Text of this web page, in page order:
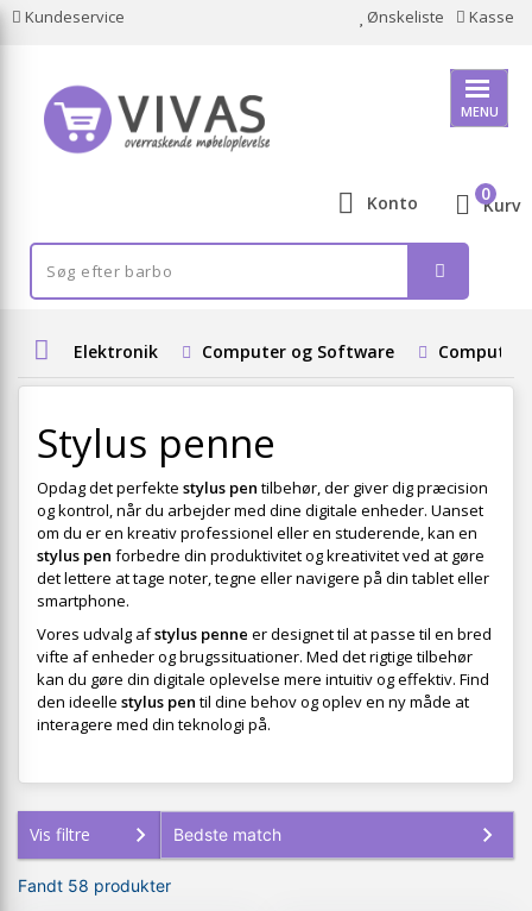
Kundeservice Ønskeliste Kasse
MENU
Konto Kurv
0
Elektronik Computer og Software
Stylus penne
Opdag det perfekte stylus pen tilbehør, der giver dig præcision
og kontrol, når du arbejder med dine digitale enheder. Uanset
om du er en kreativ professionel eller en studerende, kan en
stylus pen forbedre din produktivitet og kreativitet ved at gøre
det lettere at tage noter, tegne eller navigere på din tablet eller
smartphone.
Vores udvalg afstylus penne er designet til at passe til en bred
vifte af enheder og brugssituationer. Med det rigtige tilbehør
kan du gøre din digitale oplevelse mere intuitiv og effektiv. Find
den ideelle stylus pen til dine behov og oplev en ny måde at
interagere med din teknologi på.
Vis filtre
Fandt 58 produkter